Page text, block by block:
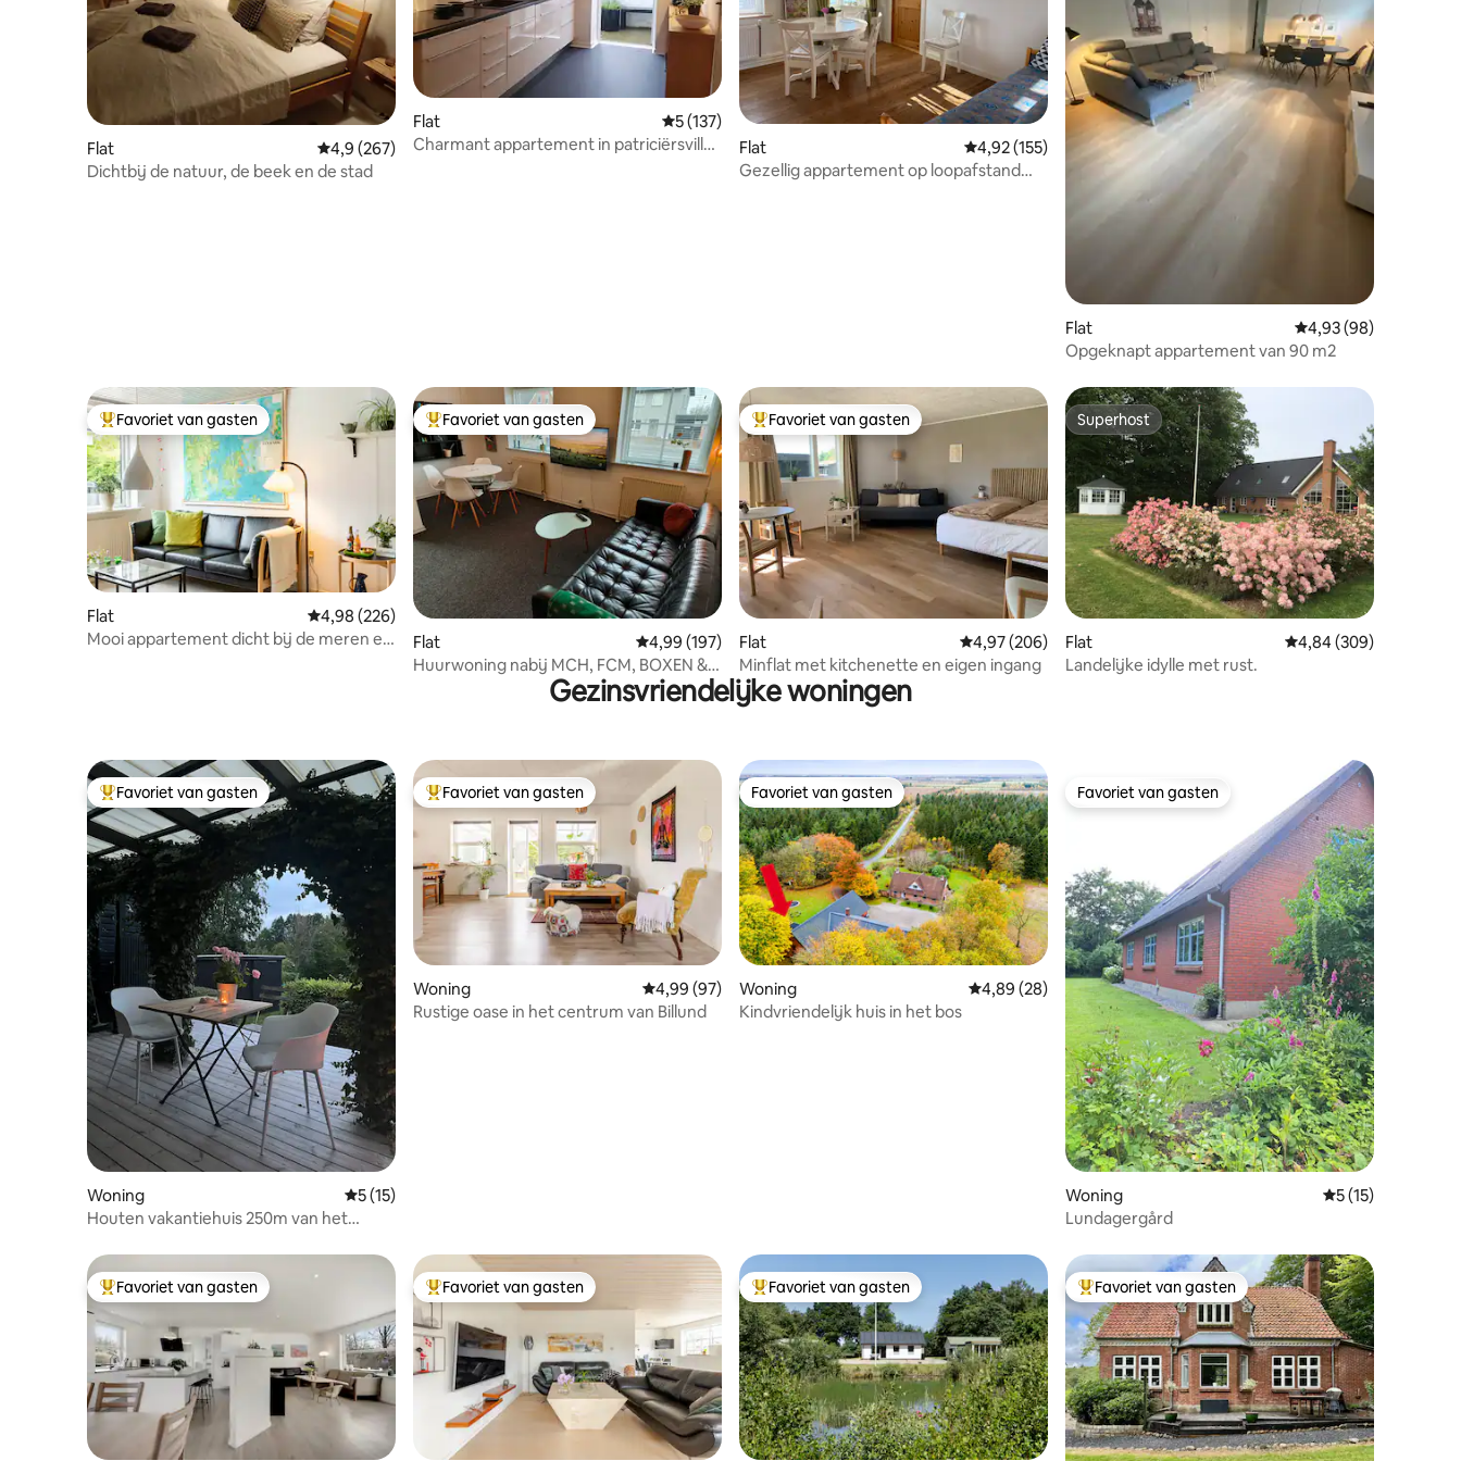
Flat Gemiddelde beoordeling van 4,9 op 5, 267 recensies
4,9 (267)
Dichtbij de natuur, de beek en de stad
Flat Gemiddelde beoordeling van 5 op 5, 137 recensies
5 (137)
Charmant appartement in patriciërsvilla
Flat Gemiddelde beoordeling van 4,92 op 5, 155 recensies
4,92 (155)
Gezellig appartement op loopafstand
Flat Gemiddelde
4,93 (98)
Opgeknapt appartement van 90 m2
Topfavoriet van gasten
Favoriet van gasten
Flat Gemiddelde beoordeling van 4,98 op 5, 226 recensies
4,98 (226)
Mooi appartement dicht bij de meren en
Topfavoriet van gasten
Favoriet van gasten
Flat Gemiddelde beoordeling van 4,99 op 5, 197 recensies
4,99 (197)
Huurwoning nabij MCH, FCM, BOXEN &
Topfavoriet van gasten
Favoriet van gasten
Flat Gemiddelde beoordeling van 4,97 op 5, 206 recensies
4,97 (206)
Minflat met kitchenette en eigen ingang
Superhost
Superhost
Flat Gemiddelde
4,84 (309)
Landelijke idylle met rust.
Gezinsvriendelijke woningen
Topfavoriet van gasten
Favoriet van gasten
Woning Gemiddelde beoordeling van 5 op 5, 15 recensies
5 (15)
Houten vakantiehuis 250m van het
Topfavoriet van gasten
Favoriet van gasten
Woning Gemiddelde beoordeling van 4,99 op 5, 97 recensies
4,99 (97)
Rustige oase in het centrum van Billund
Favoriet van gasten
Favoriet van gasten
Woning Gemiddelde beoordeling van 4,89 op 5, 28 recensies
4,89 (28)
Kindvriendelijk huis in het bos
Favoriet van gasten
Favoriet van gasten
Woning Gemiddelde
5 (15)
Lundagergård
Topfavoriet van gasten
Favoriet van gasten Topfavoriet van gasten
Favoriet van gasten Topfavoriet van gasten
Favoriet van gasten Topfavoriet van gasten
Favoriet van gasten